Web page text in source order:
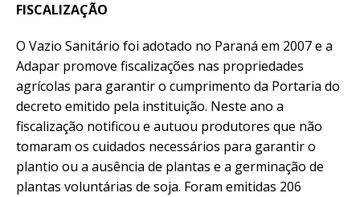
FISCALIZAÇÃO
O Vazio Sanitário foi adotado no Paraná em 2007 e a
Adapar promove fiscalizações nas propriedades
agrícolas para garantir o cumprimento da Portaria do
decreto emitido pela instituição. Neste ano a
fiscalização notificou e autuou produtores que não
tomaram os cuidados necessários para garantir o
plantio ou a ausência de plantas e a germinação de
plantas voluntárias de soja. Foram emitidas 206